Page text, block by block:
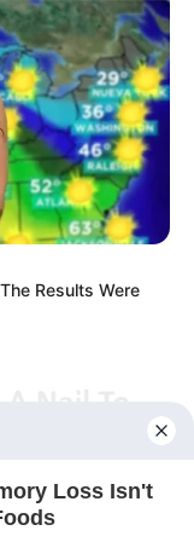
Results Were